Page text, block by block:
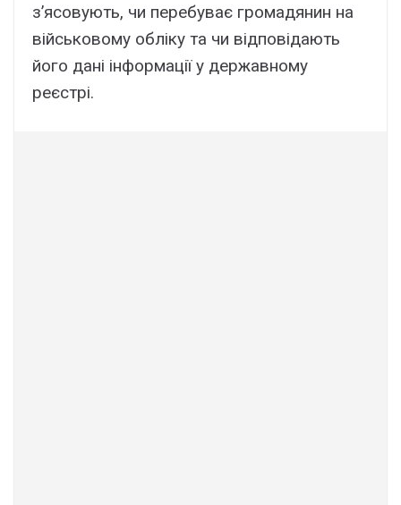
з’ясовують, чи перебуває громадянин на
військовому обліку та чи відповідають
його дані інформації у державному
реєстрі.